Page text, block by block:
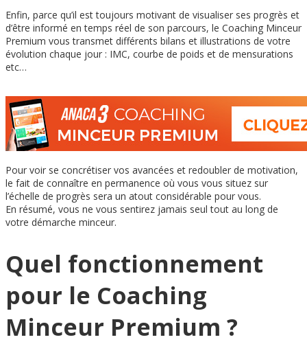
Enfin, parce qu’il est toujours motivant de visualiser ses progrès et
d’être informé en temps réel de son parcours, le Coaching Minceur
Premium vous transmet différents bilans et illustrations de votre
évolution chaque jour : IMC, courbe de poids et de mensurations
etc…
Pour voir se concrétiser vos avancées et redoubler de motivation,
le fait de connaître en permanence où vous vous situez sur
l’échelle de progrès sera un atout considérable pour vous.
En résumé, vous ne vous sentirez jamais seul tout au long de
votre démarche minceur.
Quel fonctionnement
pour le Coaching
Minceur Premium ?